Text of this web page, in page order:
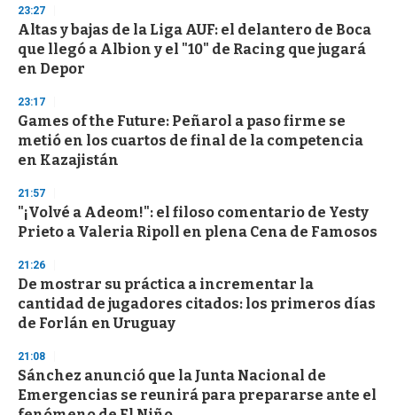
d
s
o
f
3
s
e
c
o
n
23:27
Altas y bajas de la Liga AUF: el delantero de Boca
que llegó a Albion y el "10" de Racing que jugará
en Depor
23:17
Games of the Future: Peñarol a paso firme se
metió en los cuartos de final de la competencia
en Kazajistán
21:57
"¡Volvé a Adeom!": el filoso comentario de Yesty
Prieto a Valeria Ripoll en plena Cena de Famosos
21:26
De mostrar su práctica a incrementar la
cantidad de jugadores citados: los primeros días
de Forlán en Uruguay
21:08
Sánchez anunció que la Junta Nacional de
Emergencias se reunirá para prepararse ante el